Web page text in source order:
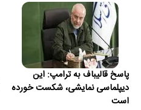
پاسخ قالیباف به ترامپ: این
دیپلماسی نمایشی، شکست خورده
است